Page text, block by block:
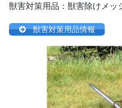
獣害対策用品：獣害除けメッ
獣害対策用品情報